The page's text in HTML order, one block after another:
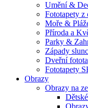
Umění &
Fototapety z
Moře &
Příroda a
Parky &
Západy
Dveřní
Fototapety
Obrazy
Obrazy na